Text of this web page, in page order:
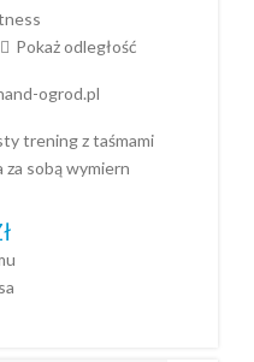
Pokaż odległość
ogrod.pl
trening z taśmami
sobą wymiern